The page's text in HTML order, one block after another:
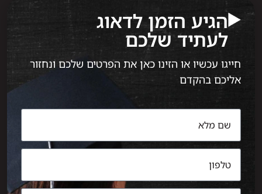
הגיע הזמן לדאוג
לעתיד שלכם
חייגו עכשיו או הזינו כאן את הפרטים שלכם ונחזור
אליכם בהקדם